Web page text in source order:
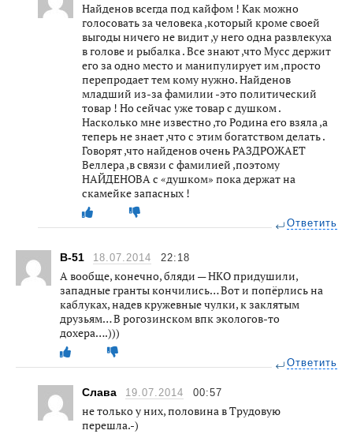
Найденов всегда под кайфом ! Как можно
голосовать за человека ,который кроме своей
выгоды ничего не видит ,у него одна развлекуха
в голове и рыбалка . Все знают ,что Мусс держит
его за одно место и манипулирует им ,просто
перепродает тем кому нужно. Найденов
младший из-за фамилии -это политический
товар ! Но сейчас уже товар с душком .
Насколько мне известно ,то Родина его взяла ,а
теперь не знает ,что с этим богатством делать .
Говорят ,что найденов очень РАЗДРОЖАЕТ
Веллера ,в связи с фамилией ,поэтому
НАЙДЕНОВА с «душком» пока держат на
скамейке запасных !
Ответить
B-51 18.07.2014 22:18
А вообще, конечно, бляди — НКО придушили,
западные гранты кончились… Вот и попёрлись на
каблуках, надев кружевные чулки, к заклятым
друзьям… В рогозинском впк экологов-то
дохера….)))
Ответить
Слава 19.07.2014 00:57
не только у них, половина в Трудовую
перешла.-)